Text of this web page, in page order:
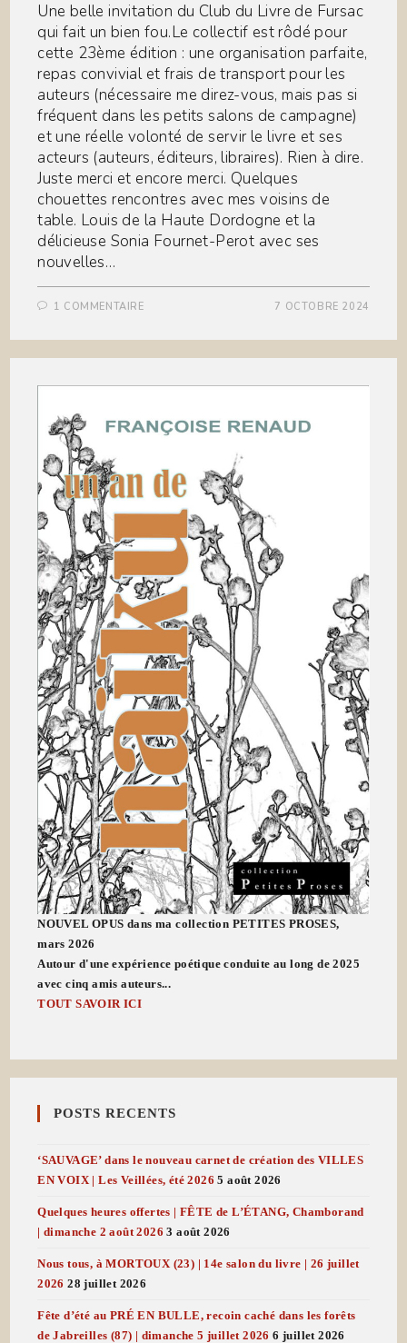
Une belle invitation du Club du Livre de Fursac
qui fait un bien fou.Le collectif est rôdé pour
cette 23ème édition : une organisation parfaite,
repas convivial et frais de transport pour les
auteurs (nécessaire me direz-vous, mais pas si
fréquent dans les petits salons de campagne)
et une réelle volonté de servir le livre et ses
acteurs (auteurs, éditeurs, libraires). Rien à dire.
Juste merci et encore merci. Quelques
chouettes rencontres avec mes voisins de
table. Louis de la Haute Dordogne et la
délicieuse Sonia Fournet-Perot avec ses
nouvelles…
1 COMMENTAIRE 7 OCTOBRE 2024
NOUVEL OPUS dans ma collection PETITES PROSES,
mars 2026
Autour d'une expérience poétique conduite au long de 2025
avec cinq amis auteurs...
TOUT SAVOIR ICI
POSTS RECENTS
‘SAUVAGE’ dans le nouveau carnet de création des VILLES
EN VOIX | Les Veillées, été 2026 5 août 2026
Quelques heures offertes | FÊTE de L’ÉTANG, Chamborand
| dimanche 2 août 2026 3 août 2026
Nous tous, à MORTOUX (23) | 14e salon du livre | 26 juillet
2026 28 juillet 2026
Fête d’été au PRÉ EN BULLE, recoin caché dans les forêts
de Jabreilles (87) | dimanche 5 juillet 2026 6 juillet 2026